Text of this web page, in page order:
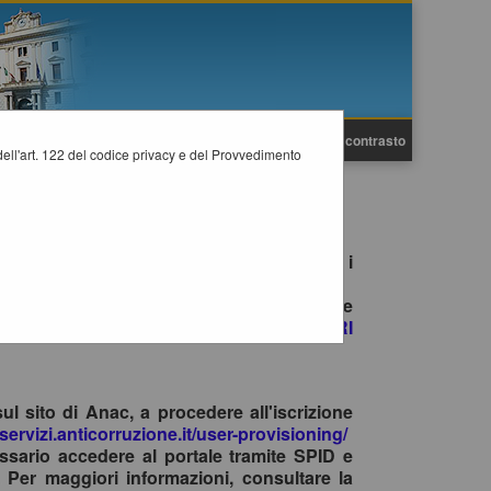
Alto contrasto
122 del codice privacy e del Provvedimento
è consentito esclusivamente tramite i
il primo accesso con SPID/CIE, ad inviare
"HELP DESK OPERATORI
sito di Anac, a procedere all'iscrizione
user-provisioning/
accedere al portale tramite SPID e
maggiori informazioni, consultare la